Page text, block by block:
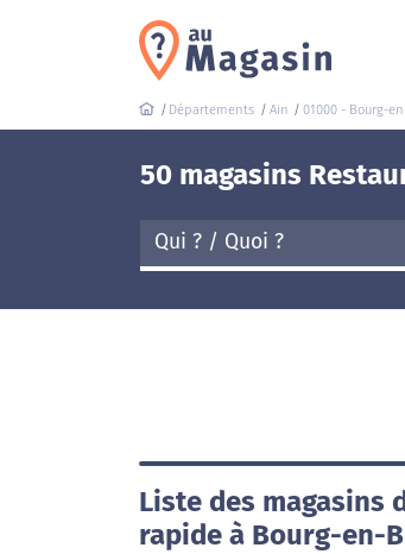
Départements Ain 01000 - Bourg-
50 magasins
Liste des magasins
rapide à Bourg-en-